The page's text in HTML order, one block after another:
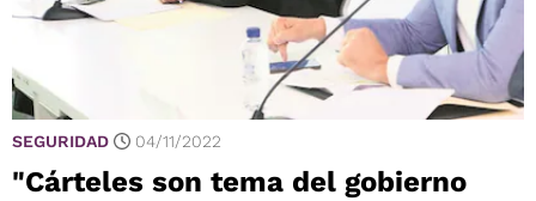
SEGURIDAD 04/11/2022
"Cárteles son tema del gobierno